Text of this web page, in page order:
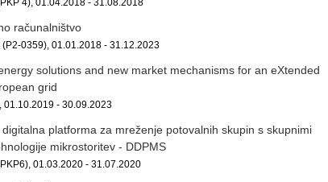
4), 01.04.2018 - 31.08.2018
računalništvo
(P2-0359), 01.01.2018 - 31.12.2023
solutions and new market mechanisms for an eXtended
grid
01.10.2019 - 30.09.2023
platforma za mreženje potovalnih skupin s skupnimi
mikrostoritev - DDPMS
01.03.2020 - 31.07.2020